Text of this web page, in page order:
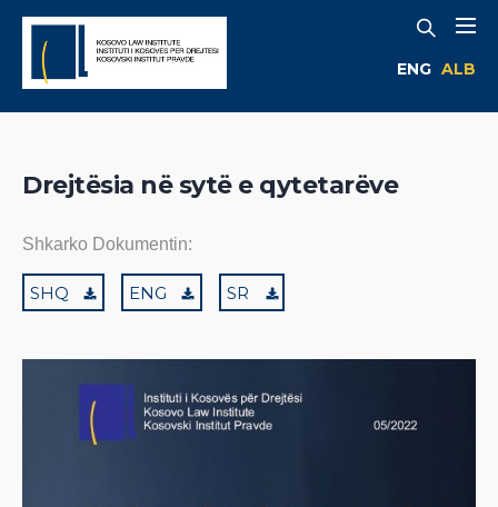
ENG ALB
Drejtësia në sytë e qytetarëve
Shkarko Dokumentin:
SHQ ENG SR